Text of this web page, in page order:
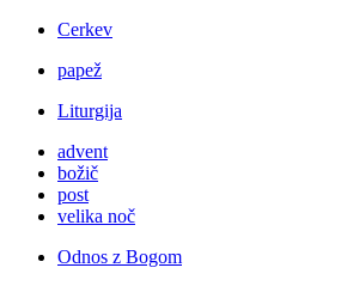
Cerkev
papež
Liturgija
advent
božič
post
velika noč
Odnos z Bogom